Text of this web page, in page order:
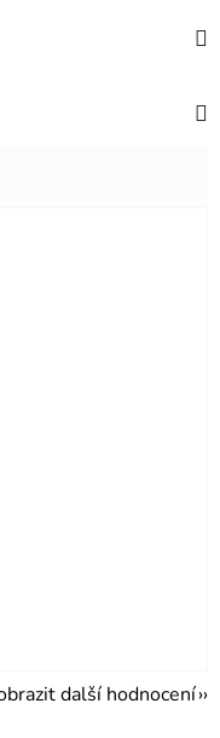
další hodnocení